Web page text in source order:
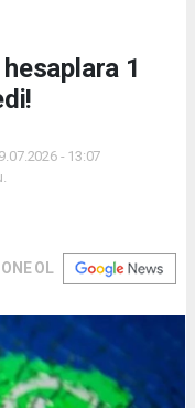
1
- 13:07
OL